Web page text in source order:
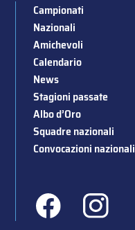
Campionati
Nazionali
Amichevoli
Calendario
News
Stagioni passate
Albo d’Oro
Squadre nazionali
Convocazioni nazionali